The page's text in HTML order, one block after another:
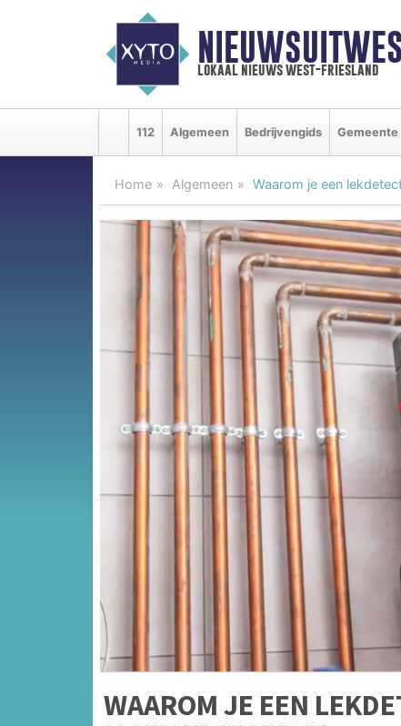
lokaal nieuws west-friesland
112 Algemeen Bedrijvengids Gemeente
Home Algemeen Waarom je een
WAAROM JE EEN